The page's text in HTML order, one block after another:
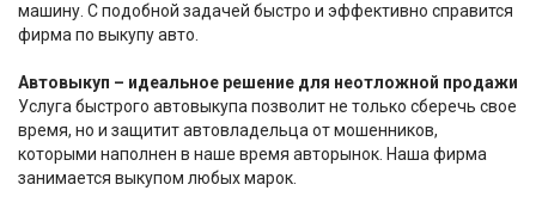
машину. С подобной задачей быстро и эффективно справится
фирма по выкупу авто.
Автовыкуп – идеальное решение для неотложной продажи
Услуга быстрого автовыкупа позволит не только сберечь свое
время, но и защитит автовладельца от мошенников,
которыми наполнен в наше время авторынок. Наша фирма
занимается выкупом любых марок.